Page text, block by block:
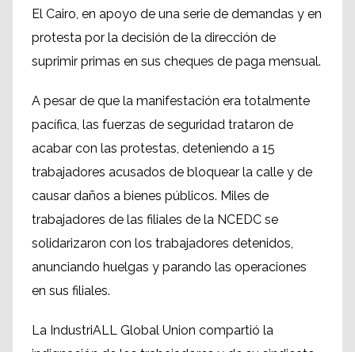
El Cairo, en apoyo de una serie de demandas y en
protesta por la decisión de la dirección de
suprimir primas en sus cheques de paga mensual.
A pesar de que la manifestación era totalmente
pacífica, las fuerzas de seguridad trataron de
acabar con las protestas, deteniendo a 15
trabajadores acusados de bloquear la calle y de
causar daños a bienes públicos. Miles de
trabajadores de las filiales de la NCEDC se
solidarizaron con los trabajadores detenidos,
anunciando huelgas y parando las operaciones
en sus filiales.
La IndustriALL Global Union compartió la